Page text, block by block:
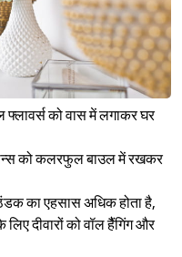
फ्लावर्स को वास में लगाकर घर
को कलरफुल बाउल में रखकर
का एहसास अधिक होता है,
दीवारों को वॉल हैैंगिंग और